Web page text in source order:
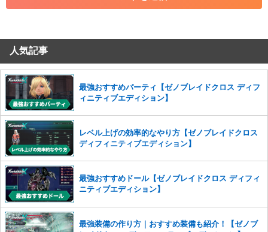
コメントの削除を申請する
せていただきます。ご了承ください。
※一度削除したコメントは復元ができませんのでご注意くだ
さい。
また、過度な利用規約の違反や、弊社に損害の及ぶ内容の書き込みがあ
った場合は、法的措置をとらせていただく場合もございますので、あら
かじめご理解くださいませ。
人気記事
最強おすすめパーティ【ゼノブレイドクロス ディフ
ィニティブエディション】
レベル上げの効率的なやり方【ゼノブレイドクロス
ディフィニティブエディション】
最強おすすめドール【ゼノブレイドクロス ディフィ
ニティブエディション】
最強装備の作り方｜おすすめ装備も紹介！【ゼノブ